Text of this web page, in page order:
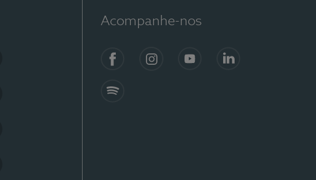
Acompanhe-nos